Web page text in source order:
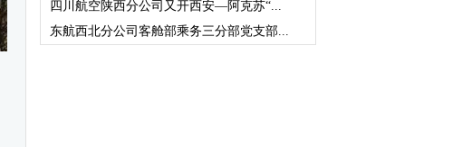
四川航空陕西分公司又开西安—阿克苏“...
东航西北分公司客舱部乘务三分部党支部...